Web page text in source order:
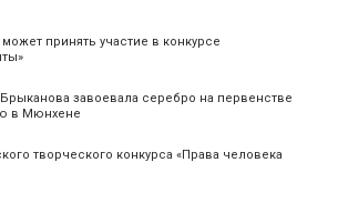
принять участие в конкурсе
завоевала серебро на первенстве
в Мюнхене
творческого конкурса «Права человека